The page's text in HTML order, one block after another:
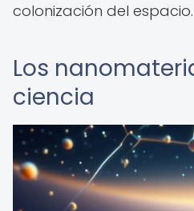
colonización del espacio.
Los
ciencia